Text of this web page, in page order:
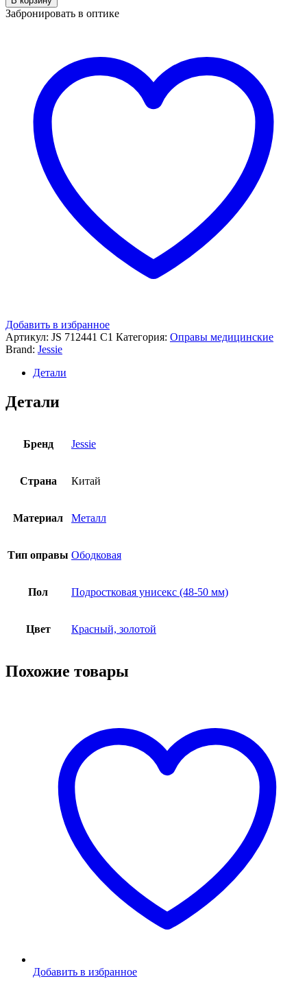
Jessie
Забронировать в оптике
Добавить в избранное
Артикул: JS 712441 C1 Категория: Оправы медицинские
Brand: Jessie
Детали
Детали
Бренд Jessie
Страна Китай
Материал Металл
Тип оправы Ободковая
Пол Подростковая унисекс (48-50 мм)
Цвет Красный, золотой
Похожие товары
Добавить в избранное